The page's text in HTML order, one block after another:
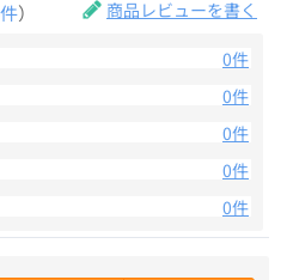
） 商品レビューを書く
0件
0件
0件
0件
0件